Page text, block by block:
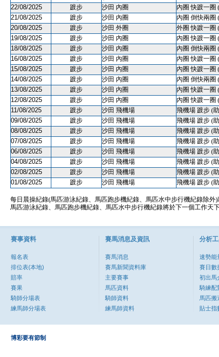
22/08/2025
踱步 沙田 內圈
內圈 快踱一圈
21/08/2025
踱步 沙田 內圈
內圈 倒快兩圈
20/08/2025
踱步 沙田 外圈
外圈 快踱一圈
19/08/2025
踱步 沙田 內圈
內圈 快踱一圈
18/08/2025
踱步 沙田 內圈
內圈 倒快兩圈
16/08/2025
踱步 沙田 內圈
內圈 快踱一圈
15/08/2025
踱步 沙田 內圈
內圈 快踱一圈
14/08/2025
踱步 沙田 內圈
內圈 倒快兩圈
13/08/2025
踱步 沙田 內圈
內圈 快踱一圈
12/08/2025
踱步 沙田 內圈
內圈 快踱一圈
11/08/2025
踱步 沙田 飛機場
飛機場 踱步 (
09/08/2025
踱步 沙田 飛機場
飛機場 踱步 (
08/08/2025
踱步 沙田 飛機場
飛機場 踱步 (
07/08/2025
踱步 沙田 飛機場
飛機場 踱步 (
06/08/2025
踱步 沙田 飛機場
飛機場 踱步 (
04/08/2025
踱步 沙田 飛機場
飛機場 踱步 (
02/08/2025
踱步 沙田 飛機場
飛機場 踱步 (
01/08/2025
踱步 沙田 飛機場 飛機場 踱步 (
每日晨操紀錄(馬匹游泳紀錄、馬匹跑步機紀錄、馬匹水中步行機紀錄除外
馬匹游泳紀錄、馬匹跑步機紀錄、馬匹水中步行機紀錄將於下一個工作天
賽事資料
報名表
排位表(本地)
賠率
賽果
騎師分場表
練馬師分場表
賽馬消息及資訊
賽馬消息
賽馬新聞資料庫
主要賽事
馬匹資料
騎師資料
練馬師資料
分析
速勢能
賽日數
初出馬
騎練配
馬匹搬
貼士指
博彩要有節制